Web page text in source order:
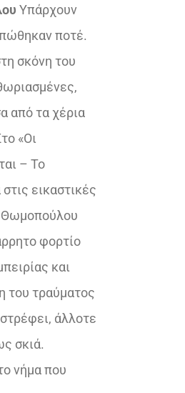
Υπάρχουν
ποτέ.
σκόνη του
από τα χέρια
«Οι
– Το
εικαστικές
Θωμοπούλου
φορτίο
και
του τραύματος
άλλοτε
σκιά.
νήμα που